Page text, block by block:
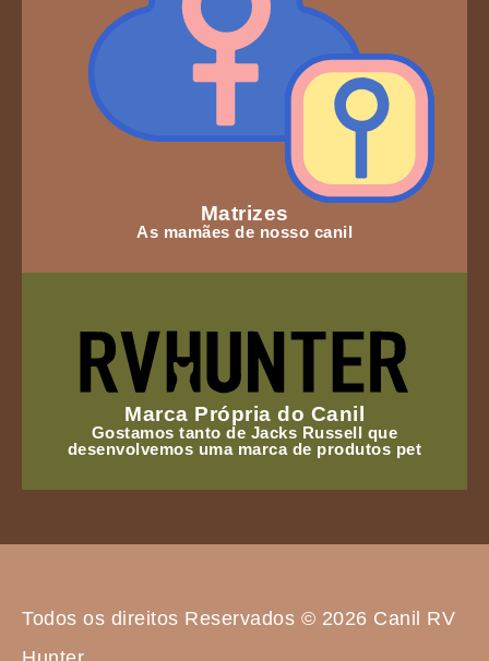
Matrizes
As mamães de nosso canil
Marca Própria do Canil
Gostamos tanto de Jacks Russell que
desenvolvemos uma marca de produtos pet
Todos os direitos Reservados © 2026 Canil RV